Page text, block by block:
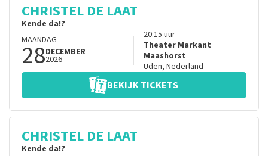
CHRISTEL DE LAAT
Kende da!?
MAANDAG
28DECEMBER
2026
20:15 uur
Theater Markant
Maashorst
Uden, Nederland
BEKIJK TICKETS
CHRISTEL DE LAAT
Kende da!?